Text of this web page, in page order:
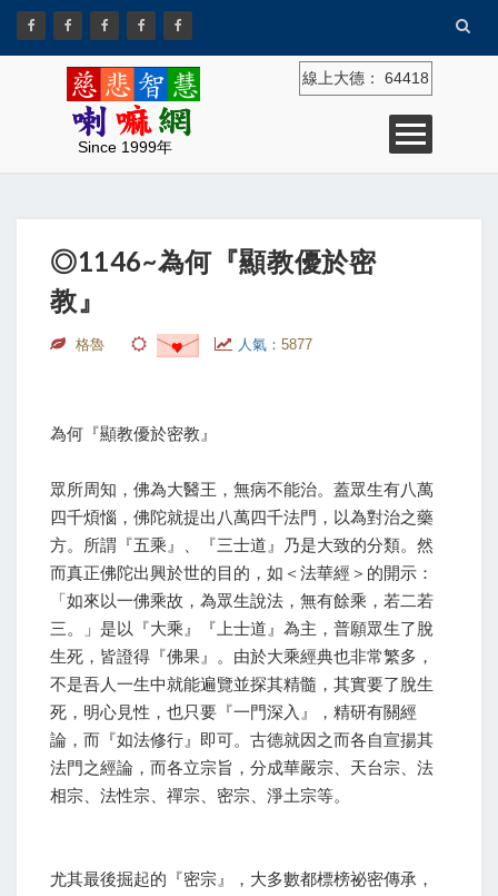
Since 1999年
線上大德： 64418
◎1146~為何『顯教優於密
教』
格魯 人氣： 5877
為何『顯教優於密教』
眾所周知，佛為大醫王，無病不能治。蓋眾生有八萬
四千煩惱，佛陀就提出八萬四千法門，以為對治之藥
方。所謂『五乘』、『三士道』乃是大致的分類。然
而真正佛陀出興於世的目的，如＜法華經＞的開示：
「如來以一佛乘故，為眾生說法，無有餘乘，若二若
三。」是以『大乘』『上士道』為主，普願眾生了脫
生死，皆證得『佛果』。由於大乘經典也非常繁多，
不是吾人一生中就能遍覽並探其精髓，其實要了脫生
死，明心見性，也只要『一門深入』，精研有關經
論，而『如法修行』即可。古德就因之而各自宣揚其
法門之經論，而各立宗旨，分成華嚴宗、天台宗、法
相宗、法性宗、禪宗、密宗、淨土宗等。
尤其最後掘起的『密宗』，大多數都標榜祕密傳承，